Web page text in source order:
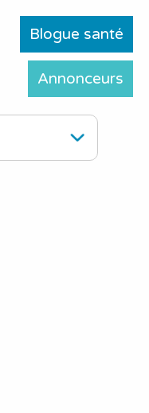
Blogue santé
Annonceurs